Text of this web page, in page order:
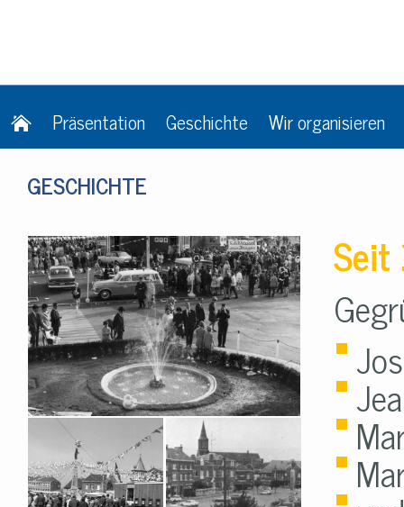
Präsentation Geschichte Wir organisieren
GESCHICHTE